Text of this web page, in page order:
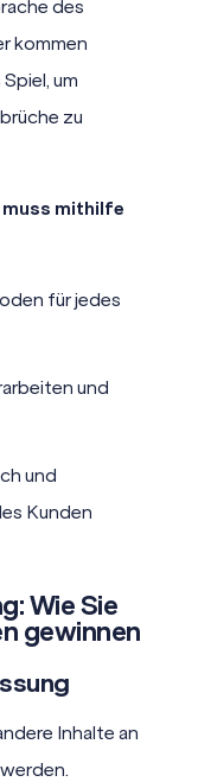
des
kommen
um
zu
mithilfe
für jedes
und
und
Kunden
Wie Sie
gewinnen
Inhalte an